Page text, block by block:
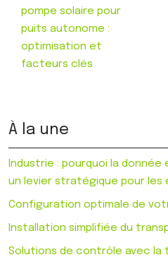
pompe solaire pour
puits autonome :
optimisation et
facteurs clés
À la une
Industrie : pourquoi la
un levier stratégique pour les
Configuration optimale de
Installation simplifiée du
Solutions de contrôle avec la